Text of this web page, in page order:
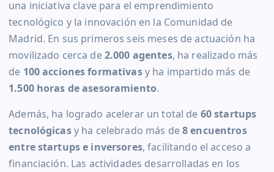
una iniciativa clave para el emprendimiento
tecnológico y la innovación en la Comunidad de
Madrid. En sus primeros seis meses de actuación ha
movilizado cerca de2.000 agentes, ha realizado más
de 100 acciones formativasy ha impartido más de
1.500 horas de asesoramiento.
Además, ha logrado acelerar un total de 60 startups
tecnológicasy ha celebrado más de8 encuentros
entre startups e inversores, facilitando el acceso a
financiación. Las actividades desarrolladas en los